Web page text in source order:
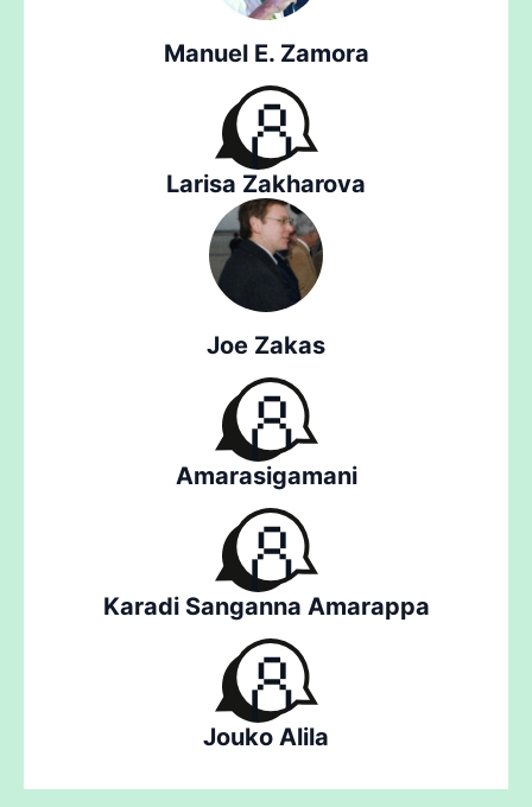
Manuel E. Zamora
Larisa Zakharova
Joe Zakas
Amarasigamani
Karadi Sanganna Amarappa
Jouko Alila